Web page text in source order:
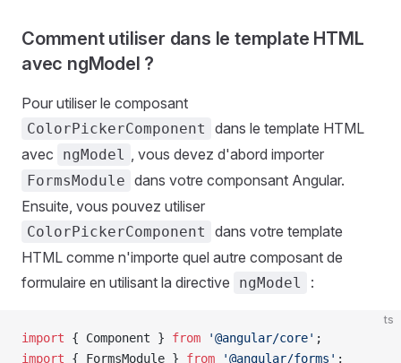
Comment utiliser dans le template HTML
avec ngModel ?
Pour utiliser le composant
ColorPickerComponent
dans le template HTML
avec
ngModel , vous devez d'abord importer
FormsModule dans votre componsant Angular.
Ensuite, vous pouvez utiliser
ColorPickerComponent
dans votre template
HTML comme n'importe quel autre composant de
formulaire en utilisant la directive
ngModel :
ts
import { Component } from '@angular/core' ;
import { FormsModule } from '@angular/forms' ;